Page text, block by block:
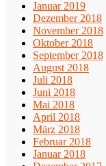
Januar 2019
Dezember 2018
November 2018
Oktober 2018
September 2018
August 2018
Juli 2018
Juni 2018
Mai 2018
April 2018
März 2018
Februar 2018
Januar 2018